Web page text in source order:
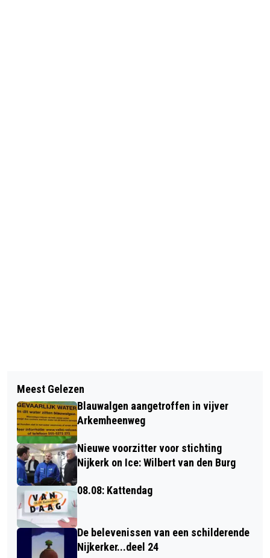
DE PRIJZENKAST VAN TREKKERTREK
IS WEER LEEG
VVD NIJKERK HOEVELAKEN: WEG VAN
DE PVV TERUG NAAR
WAARDENGEDREVEN POLITIEK
Meest Gelezen
Blauwalgen aangetroffen in vijver
Arkemheenweg
Nieuwe voorzitter voor stichting
Nijkerk on Ice: Wilbert van den Burg
08.08: Kattendag
De belevenissen van een schilderende
Nijkerker...deel 24